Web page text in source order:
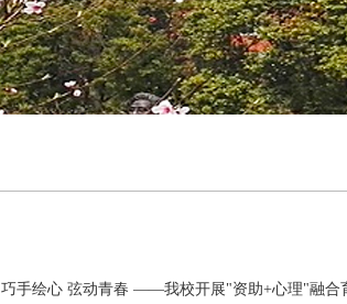
巧手绘心 弦动青春 ——我校开展"资助+心理"融合